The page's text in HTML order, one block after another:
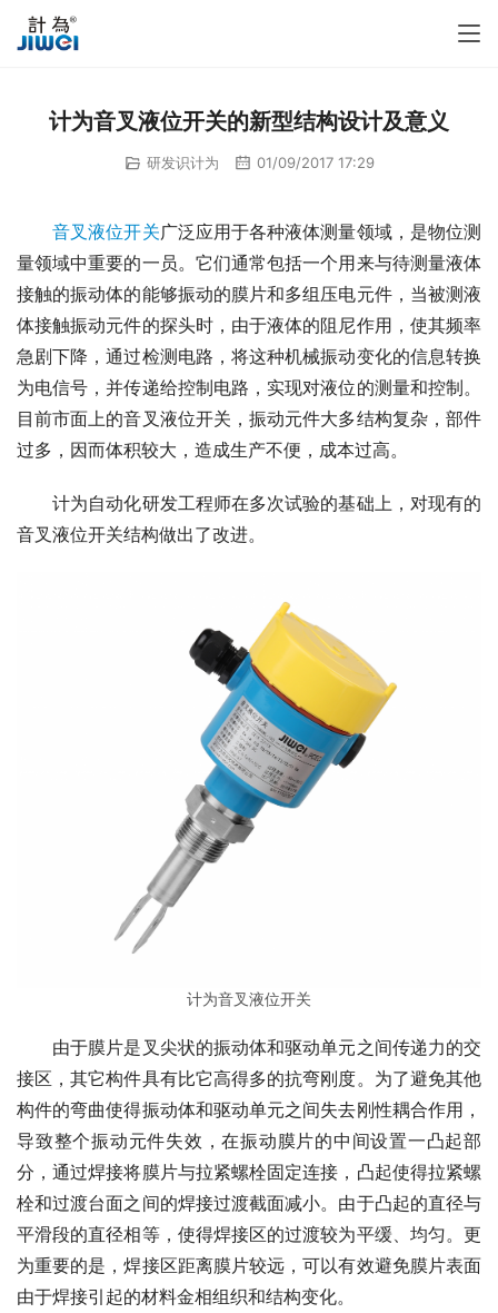
计为音叉液位开关的新型结构设计及意义
研发识计为 01/09/2017 17:29
音叉液位开关广泛应用于各种液体测量领域，是物位测
量领域中重要的一员。它们通常包括一个用来与待测量液体
接触的振动体的能够振动的膜片和多组压电元件，当被测液
体接触振动元件的探头时，由于液体的阻尼作用，使其频率
急剧下降，通过检测电路，将这种机械振动变化的信息转换
为电信号，并传递给控制电路，实现对液位的测量和控制。
目前市面上的音叉液位开关，振动元件大多结构复杂，部件
过多，因而体积较大，造成生产不便，成本过高。
计为自动化研发工程师在多次试验的基础上，对现有的
音叉液位开关结构做出了改进。
计为音叉液位开关
由于膜片是叉尖状的振动体和驱动单元之间传递力的交
接区，其它构件具有比它高得多的抗弯刚度。为了避免其他
构件的弯曲使得振动体和驱动单元之间失去刚性耦合作用，
导致整个振动元件失效，在振动膜片的中间设置一凸起部
分，通过焊接将膜片与拉紧螺栓固定连接，凸起使得拉紧螺
栓和过渡台面之间的焊接过渡截面减小。由于凸起的直径与
平滑段的直径相等，使得焊接区的过渡较为平缓、均匀。更
为重要的是，焊接区距离膜片较远，可以有效避免膜片表面
由于焊接引起的材料金相组织和结构变化。